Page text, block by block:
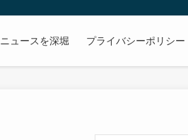
ニュースを深堀 プライバシーポリシー